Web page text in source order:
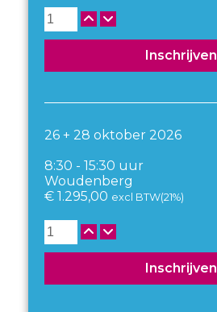
Aantal
Inschrijven
26 + 28 oktober 2026
8:30 - 15:30 uur
Woudenberg
€ 1.295,00 excl BTW(21%)
Aantal
Inschrijven